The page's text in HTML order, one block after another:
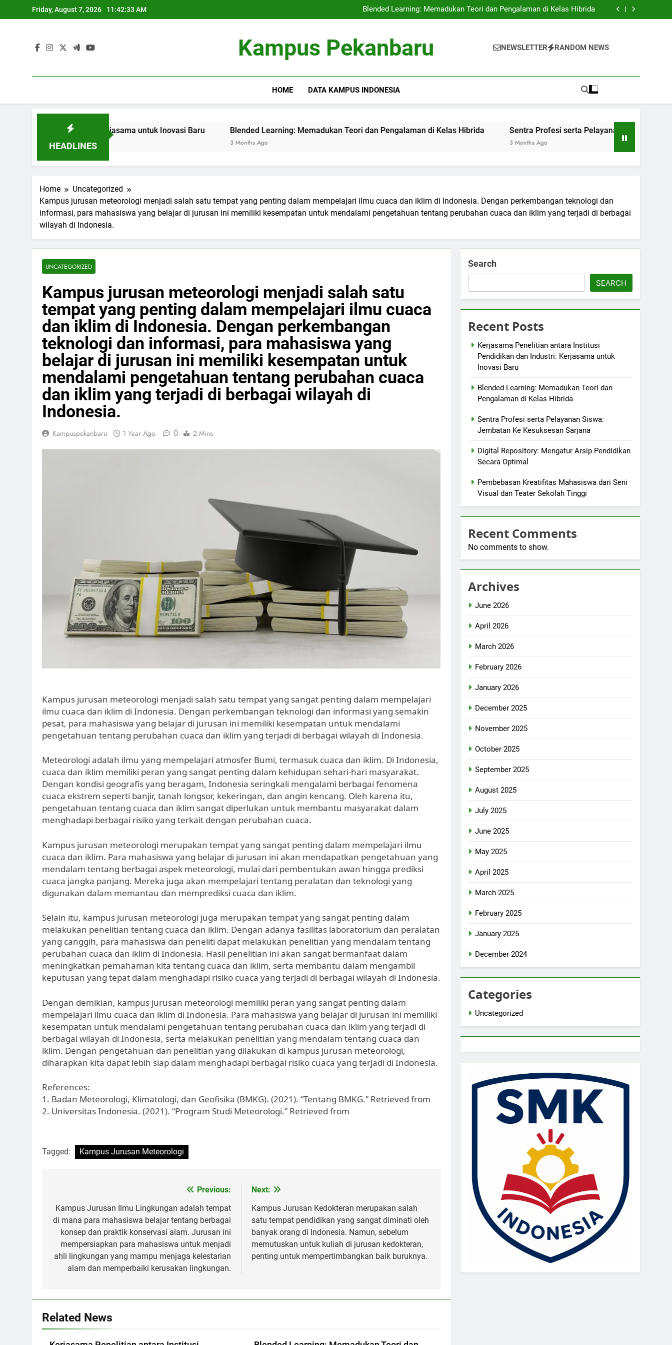
to
Friday, August 7, 2026 11:42:34 AM
untuk Inovasi Baru
Blended Learning: Memadukan Teori dan Pengalaman di Kelas Hibrida
Sentra Profesi serta Pelayanan Siswa: Jembatan Ke Kesuksesan Sarjana
untuk Inovasi Baru
Blended Learning: Memadukan Teori dan Pengalaman di Kelas Hibrida
Sentra Profesi serta Pelayanan Siswa: Jembatan Ke Kesuksesan Sarjana
Kampus Pekanbaru NEWSLETTER RANDOM NEWS
HOME DATA KAMPUS INDONESIA
HEADLINES
dan Industri: Kerjasama untuk Inovasi Baru Blended Learning: Memadukan Teori dan Pengalaman di Kelas Hibrida Sentra Profesi serta Pelayanan Siswa: Jembatan Ke
Home
Uncategorized
Kampus jurusan meteorologi menjadi salah satu tempat yang penting dalam mempelajari ilmu cuaca dan iklim di Indonesia. Dengan perkembangan teknologi dan
informasi, para mahasiswa yang belajar di jurusan ini memiliki kesempatan untuk mendalami pengetahuan tentang perubahan cuaca dan iklim yang terjadi di berbagai
wilayah di Indonesia.
UNCATEGORIZED
Kampus jurusan meteorologi menjadi salah satu
tempat yang penting dalam mempelajari ilmu cuaca
dan iklim di Indonesia. Dengan perkembangan
teknologi dan informasi, para mahasiswa yang
belajar di jurusan ini memiliki kesempatan untuk
mendalami pengetahuan tentang perubahan cuaca
dan iklim yang terjadi di berbagai wilayah di
Indonesia.
Kampuspekanbaru 1 Year Ago 0 2 Mins
Kampus jurusan meteorologi menjadi salah satu tempat yang sangat penting dalam mempelajari
ilmu cuaca dan iklim di Indonesia. Dengan perkembangan teknologi dan informasi yang semakin
pesat, para mahasiswa yang belajar di jurusan ini memiliki kesempatan untuk mendalami
pengetahuan tentang perubahan cuaca dan iklim yang terjadi di berbagai wilayah di Indonesia.
Meteorologi adalah ilmu yang mempelajari atmosfer Bumi, termasuk cuaca dan iklim. Di Indonesia,
cuaca dan iklim memiliki peran yang sangat penting dalam kehidupan sehari-hari masyarakat.
Dengan kondisi geografis yang beragam, Indonesia seringkali mengalami berbagai fenomena
cuaca ekstrem seperti banjir, tanah longsor, kekeringan, dan angin kencang. Oleh karena itu,
pengetahuan tentang cuaca dan iklim sangat diperlukan untuk membantu masyarakat dalam
menghadapi berbagai risiko yang terkait dengan perubahan cuaca.
Kampus jurusan meteorologi merupakan tempat yang sangat penting dalam mempelajari ilmu
cuaca dan iklim. Para mahasiswa yang belajar di jurusan ini akan mendapatkan pengetahuan yang
mendalam tentang berbagai aspek meteorologi, mulai dari pembentukan awan hingga prediksi
cuaca jangka panjang. Mereka juga akan mempelajari tentang peralatan dan teknologi yang
digunakan dalam memantau dan memprediksi cuaca dan iklim.
Selain itu, kampus jurusan meteorologi juga merupakan tempat yang sangat penting dalam
melakukan penelitian tentang cuaca dan iklim. Dengan adanya fasilitas laboratorium dan peralatan
yang canggih, para mahasiswa dan peneliti dapat melakukan penelitian yang mendalam tentang
perubahan cuaca dan iklim di Indonesia. Hasil penelitian ini akan sangat bermanfaat dalam
meningkatkan pemahaman kita tentang cuaca dan iklim, serta membantu dalam mengambil
keputusan yang tepat dalam menghadapi risiko cuaca yang terjadi di berbagai wilayah di Indonesia.
Dengan demikian, kampus jurusan meteorologi memiliki peran yang sangat penting dalam
mempelajari ilmu cuaca dan iklim di Indonesia. Para mahasiswa yang belajar di jurusan ini memiliki
kesempatan untuk mendalami pengetahuan tentang perubahan cuaca dan iklim yang terjadi di
berbagai wilayah di Indonesia, serta melakukan penelitian yang mendalam tentang cuaca dan
iklim. Dengan pengetahuan dan penelitian yang dilakukan di kampus jurusan meteorologi,
diharapkan kita dapat lebih siap dalam menghadapi berbagai risiko cuaca yang terjadi di Indonesia.
References:
1. Badan Meteorologi, Klimatologi, dan Geofisika (BMKG). (2021). “Tentang BMKG.” Retrieved from
2. Universitas Indonesia. (2021). “Program Studi Meteorologi.” Retrieved from
Tagged: Kampus Jurusan Meteorologi
navigation
Previous:
Kampus Jurusan Ilmu Lingkungan adalah tempat
di mana para mahasiswa belajar tentang berbagai
konsep dan praktik konservasi alam. Jurusan ini
mempersiapkan para mahasiswa untuk menjadi
ahli lingkungan yang mampu menjaga kelestarian
alam dan memperbaiki kerusakan lingkungan.
Next:
Kampus Jurusan Kedokteran merupakan salah
satu tempat pendidikan yang sangat diminati oleh
banyak orang di Indonesia. Namun, sebelum
memutuskan untuk kuliah di jurusan kedokteran,
penting untuk mempertimbangkan baik buruknya.
Related News
Search
SEARCH
Recent Posts
Kerjasama Penelitian antara Institusi
Pendidikan dan Industri: Kerjasama untuk
Inovasi Baru
Blended Learning: Memadukan Teori dan
Pengalaman di Kelas Hibrida
Sentra Profesi serta Pelayanan Siswa:
Jembatan Ke Kesuksesan Sarjana
Digital Repository: Mengatur Arsip Pendidikan
Secara Optimal
Pembebasan Kreatifitas Mahasiswa dari Seni
Visual dan Teater Sekolah Tinggi
Recent Comments
No comments to show.
Archives
June 2026
April 2026
March 2026
February 2026
January 2026
December 2025
November 2025
October 2025
September 2025
August 2025
July 2025
June 2025
May 2025
April 2025
March 2025
February 2025
January 2025
December 2024
Categories
Uncategorized